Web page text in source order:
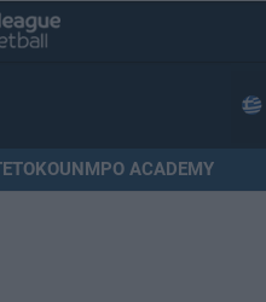
ACADEMY